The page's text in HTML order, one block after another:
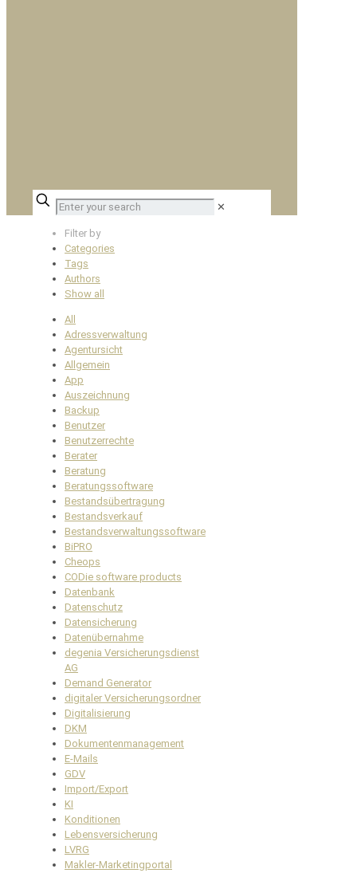
✕
Filter by
Categories
Tags
Authors
Show all
All
Adressverwaltung
Agentursicht
Allgemein
App
Auszeichnung
Backup
Benutzer
Benutzerrechte
Berater
Beratung
Beratungssoftware
Bestandsübertragung
Bestandsverkauf
Bestandsverwaltungssoftware
BiPRO
Cheops
CODie software products
Datenbank
Datenschutz
Datensicherung
Datenübernahme
degenia Versicherungsdienst
AG
Demand Generator
digitaler Versicherungsordner
Digitalisierung
DKM
Dokumentenmanagement
E-Mails
GDV
Import/Export
KI
Konditionen
Lebensversicherung
LVRG
Makler-Marketingportal